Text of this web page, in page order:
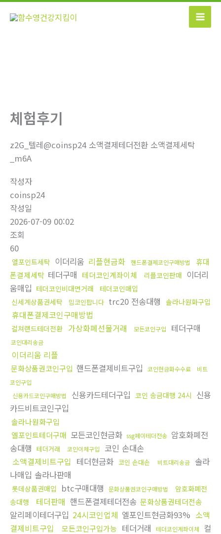
콘
체험후기
z2G_텔레@coinsp24 소액결제테더전환 소액결제세탁
_m6A
작성자
coinsp24
작성일
2026-07-09 00:02
조회
60
엘포인트세탁 이더리움 리플현금화 핸드폰결제코인구매방법
휴대
폰결제세탁 테더구매 테더코인계좌이체 리플코인판매 이더리
움매입 테더코인비대면거래
테더코인매입
신세계상품권세탁
밈코인팝니다 trc20 전송대행 솔라나원화구입
휴대폰결제코인구매방법
컬쳐랜드테더전환 가상화폐선물거래 모든코인구입 테더구매
코인대리송금
이더리움 리플
문화상품권코인구입 핸드폰결제비트구입 코인현금화수수료
비트
코인구입
신용카드코인구매방법
신용카드테더구입 코인 송금대행 24시 신용
카드비트코인구입
솔라나원화구입
엘포인트테더구매 모든코인현금화 ssg페이테더전송 암호화폐전
송대행 테더거래 코인이체구입
코인 손대손
소액결제비트구입 테더현금화 코인 손대손 비트대리송금
솔라
나매입 솔라나판매
롯데상품권매입 btc구매대행 문화상품권코인구매방법
암호화폐전
송대행
테더판매 핸드폰결제테더전송 문화상품권테더전송
알리페이테더구입 24시코인업체 엘포인트현금화93% 소액
결제비트구입
모든코인구입가능 테더거래 테더코인계좌이체
컬